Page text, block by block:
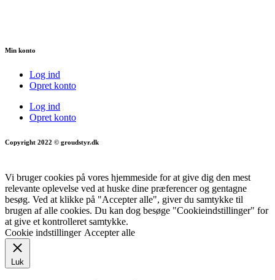
Min konto
Log ind
Opret konto
Log ind
Opret konto
Copyright 2022 © groudstyr.dk
Vi bruger cookies på vores hjemmeside for at give dig den mest
relevante oplevelse ved at huske dine præferencer og gentagne
besøg. Ved at klikke på "Accepter alle", giver du samtykke til
brugen af alle cookies. Du kan dog besøge "Cookieindstillinger" for
at give et kontrolleret samtykke.
Cookie indstillinger Accepter alle
Luk